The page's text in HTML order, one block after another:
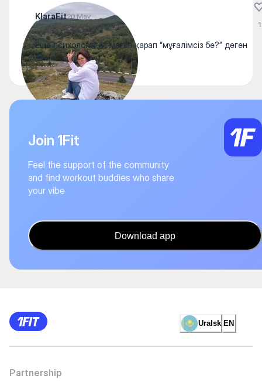
KlaraFit20 May
Еще психолог🤓🔥, маған қарап “мұғалімсіз бе?” деген
😂
1
Join 1Fit
Feel the support of the community
and find workout buddies who share
your vibe
Download app
Uralsk EN
Partnership